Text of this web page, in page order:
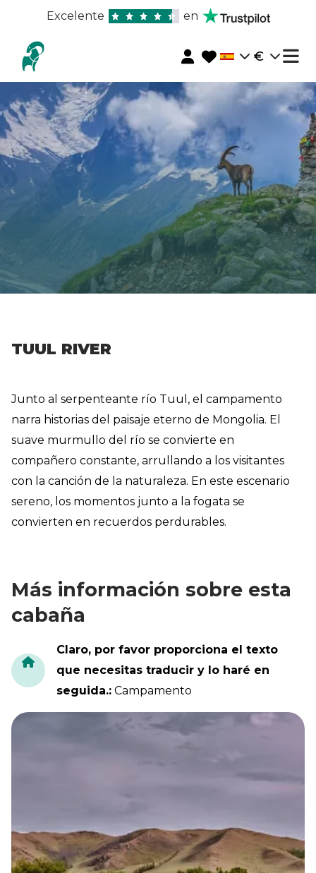
Excelente en
€
TUUL RIVER
Junto al serpenteante río Tuul, el campamento
narra historias del paisaje eterno de Mongolia. El
suave murmullo del río se convierte en
compañero constante, arrullando a los visitantes
con la canción de la naturaleza. En este escenario
sereno, los momentos junto a la fogata se
convierten en recuerdos perdurables.
Más información sobre esta
cabaña
Claro, por favor proporciona el texto
que necesitas traducir y lo haré en
seguida.: Campamento